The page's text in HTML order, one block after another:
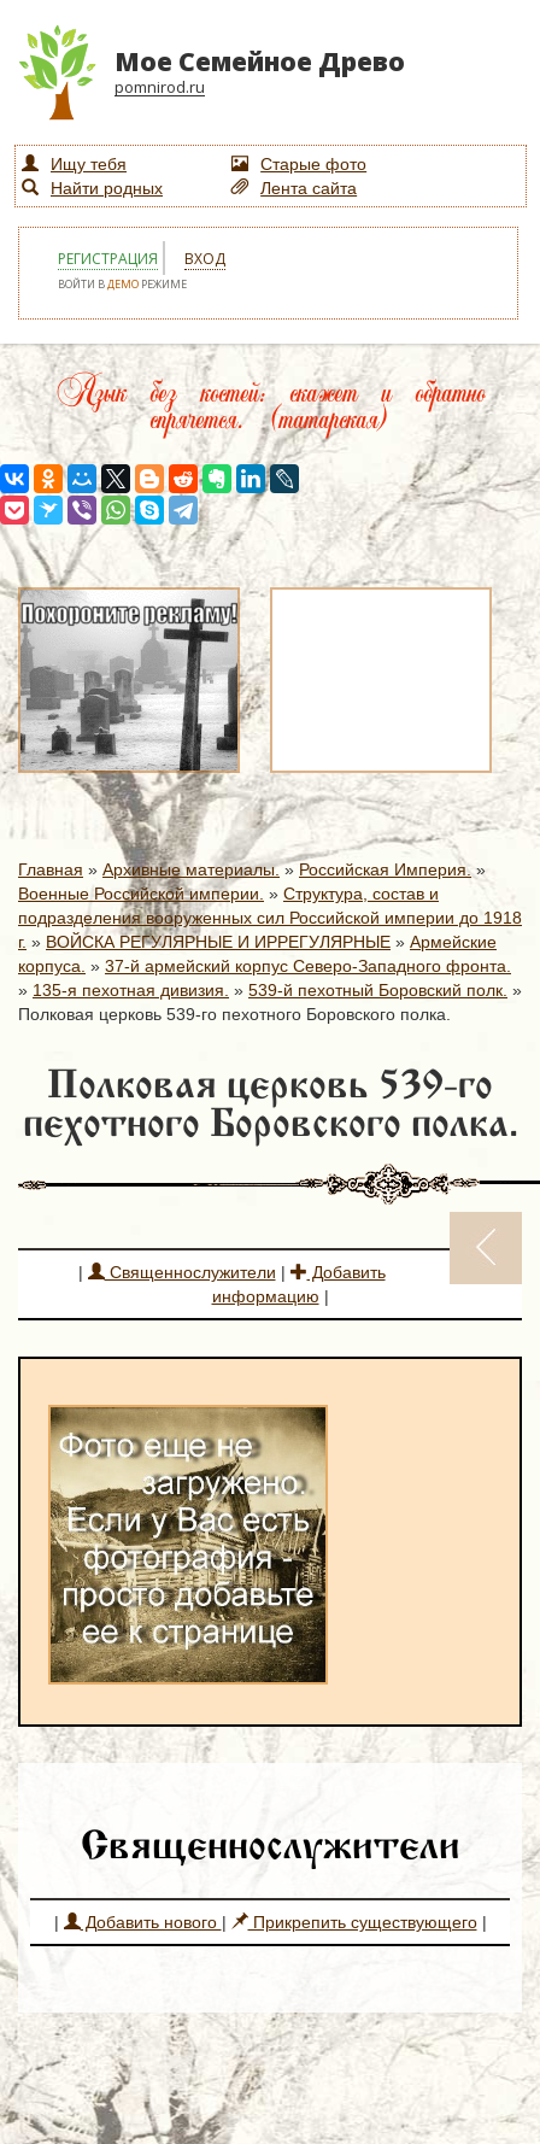
Мое Семейное Древо
pomnirod.ru
Ищу тебя
Старые фото
Найти родных
Лента сайта
РЕГИСТРАЦИЯ ВХОД
ВОЙТИ ВДЕМО РЕЖИМЕ
Язык без костей: скажет и обратно
спрячется. (татарская)
Главная » Архивные материалы.» Российская Империя. »
Военные Российской империи. » Структура, состав и
подразделения вооруженных сил Российской империи до 1918
г. » ВОЙСКА РЕГУЛЯРНЫЕ И ИРРЕГУЛЯРНЫЕ » Армейские
корпуса. » 37-й армейский корпус Северо-Западного фронта.
» 135-я пехотная дивизия. » 539-й пехотный Боровский полк. »
Полковая церковь 539-го пехотного Боровского полка.
Полковая церковь 539-го
пехотного Боровского полка.
| Священнослужители |
Добавить
информацию |
Священнослужители
| Добавить нового | Прикрепить существующего|